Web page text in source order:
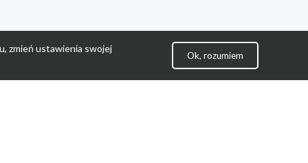
zmień ustawienia swojej
Ok, rozumiem